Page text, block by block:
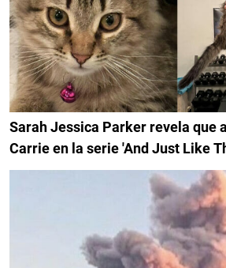
Sarah Jessica Parker revela que
Carrie en la serie 'And Just Like